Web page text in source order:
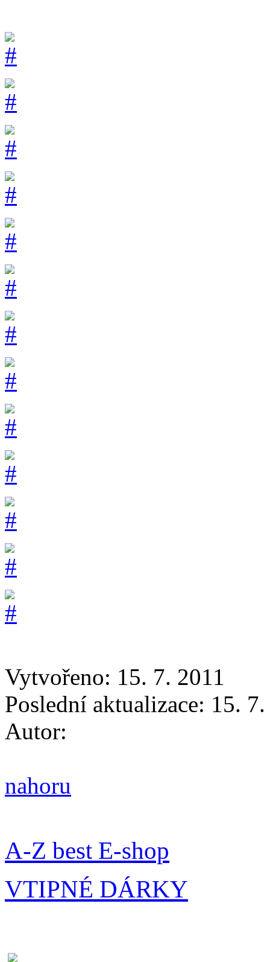
Vytvořeno: 15. 7. 2011
Poslední aktualizace: 15.
Autor:
nahoru
A-Z best E-shop
VTIPNÉ DÁRKY